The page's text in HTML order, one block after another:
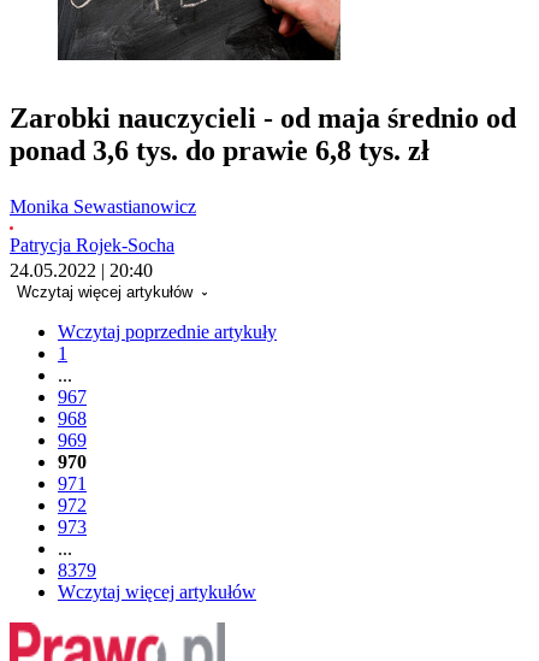
Zarobki nauczycieli - od maja średnio od
ponad 3,6 tys. do prawie 6,8 tys. zł
Monika Sewastianowicz
Patrycja Rojek-Socha
24.05.2022 | 20:40
Wczytaj więcej artykułów
Wczytaj poprzednie artykuły
1
...
967
968
969
970
971
972
973
...
8379
Wczytaj więcej artykułów